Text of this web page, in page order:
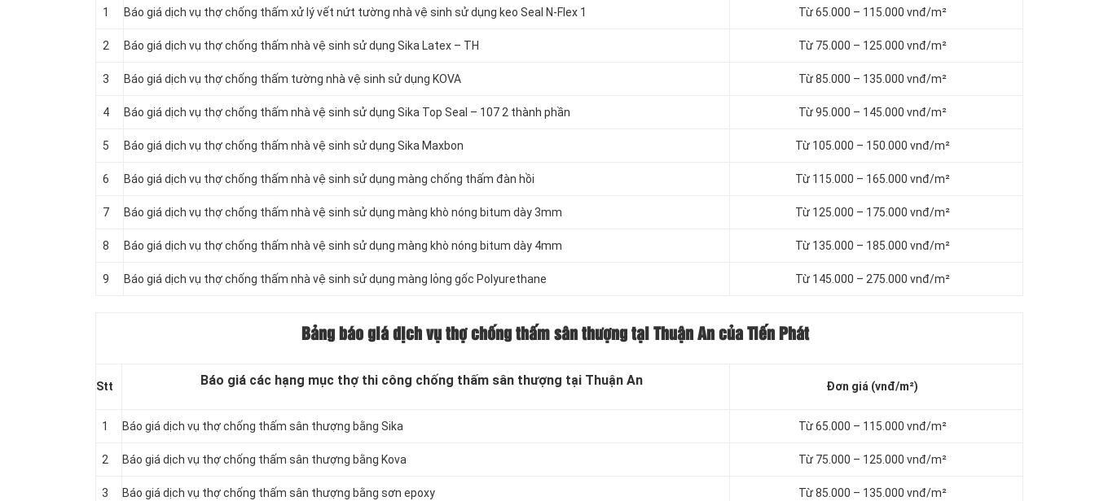
1 Báo giá dịch vụ thợ chống thấm xử lý vết nứt tường nhà vệ sinh sử dụng keo Seal N-Flex 1 Từ 65.000 – 115.000 vnđ/m²
2 Báo giá dịch vụ thợ chống thấm nhà vệ sinh sử dụng Sika Latex – TH Từ 75.000 – 125.000 vnđ/m²
3 Báo giá dịch vụ thợ chống thấm tường nhà vệ sinh sử dụng KOVA Từ 85.000 – 135.000 vnđ/m²
4 Báo giá dịch vụ thợ chống thấm nhà vệ sinh sử dụng Sika Top Seal – 107 2 thành phần Từ 95.000 – 145.000 vnđ/m²
5 Báo giá dịch vụ thợ chống thấm nhà vệ sinh sử dụng Sika Maxbon Từ 105.000 – 150.000 vnđ/m²
6 Báo giá dịch vụ thợ chống thấm nhà vệ sinh sử dụng màng chống thấm đàn hồi Từ 115.000 – 165.000 vnđ/m²
7 Báo giá dịch vụ thợ chống thấm nhà vệ sinh sử dụng màng khò nóng bitum dày 3mm Từ 125.000 – 175.000 vnđ/m²
8 Báo giá dịch vụ thợ chống thấm nhà vệ sinh sử dụng màng khò nóng bitum dày 4mm Từ 135.000 – 185.000 vnđ/m²
9 Báo giá dịch vụ thợ chống thấm nhà vệ sinh sử dụng màng lỏng gốc Polyurethane Từ 145.000 – 275.000 vnđ/m²
Bảng báo giá dịch vụ thợ chống thấm sân thượng tại Thuận An của Tiến Phát
Stt Báo giá các hạng mục thợ thi công chống thấm sân thượng tại Thuận An Đơn giá (vnđ/m²)
1 Báo giá dịch vụ thợ chống thấm sân thượng bằng Sika Từ 65.000 – 115.000 vnđ/m²
2 Báo giá dịch vụ thợ chống thấm sân thượng bằng Kova Từ 75.000 – 125.000 vnđ/m²
3 Báo giá dịch vụ thợ chống thấm sân thượng bằng sơn epoxy Từ 85.000 – 135.000 vnđ/m²